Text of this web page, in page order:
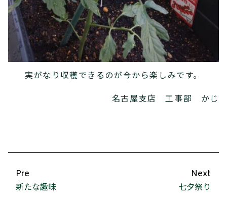
実がなり収穫できるのが今から楽しみです。
名古屋支店 工事部 かじ
Pre
新たな趣味
Next
七夕祭り